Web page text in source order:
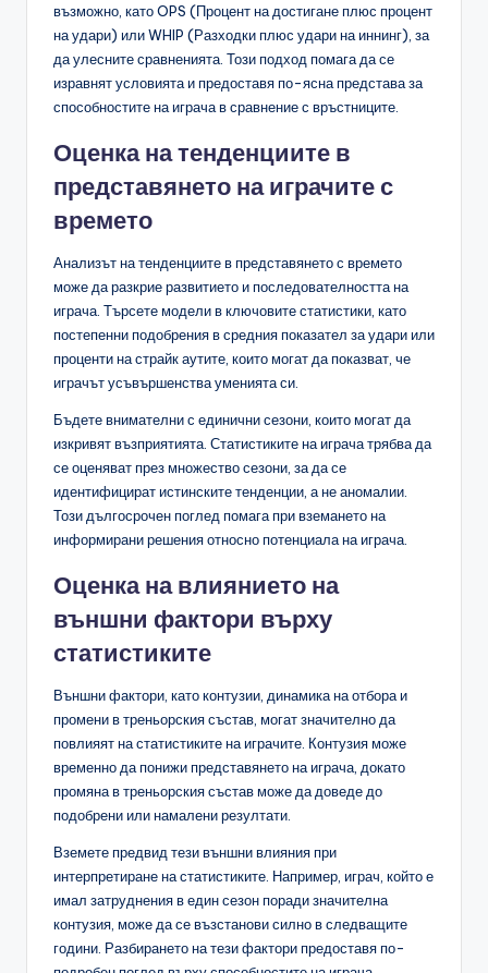
възможно, като OPS (Процент на достигане плюс процент
на удари) или WHIP (Разходки плюс удари на иннинг), за
да улесните сравненията. Този подход помага да се
изравнят условията и предоставя по-ясна представа за
способностите на играча в сравнение с връстниците.
Оценка на тенденциите в
представянето на играчите с
времето
Анализът на тенденциите в представянето с времето
може да разкрие развитието и последователността на
играча. Търсете модели в ключовите статистики, като
постепенни подобрения в средния показател за удари или
проценти на страйк аутите, които могат да показват, че
играчът усъвършенства уменията си.
Бъдете внимателни с единични сезони, които могат да
изкривят възприятията. Статистиките на играча трябва да
се оценяват през множество сезони, за да се
идентифицират истинските тенденции, а не аномалии.
Този дългосрочен поглед помага при вземането на
информирани решения относно потенциала на играча.
Оценка на влиянието на
външни фактори върху
статистиките
Външни фактори, като контузии, динамика на отбора и
промени в треньорския състав, могат значително да
повлияят на статистиките на играчите. Контузия може
временно да понижи представянето на играча, докато
промяна в треньорския състав може да доведе до
подобрени или намалени резултати.
Вземете предвид тези външни влияния при
интерпретиране на статистиките. Например, играч, който е
имал затруднения в един сезон поради значителна
контузия, може да се възстанови силно в следващите
години. Разбирането на тези фактори предоставя по-